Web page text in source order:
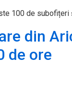
100 de
din
de ore